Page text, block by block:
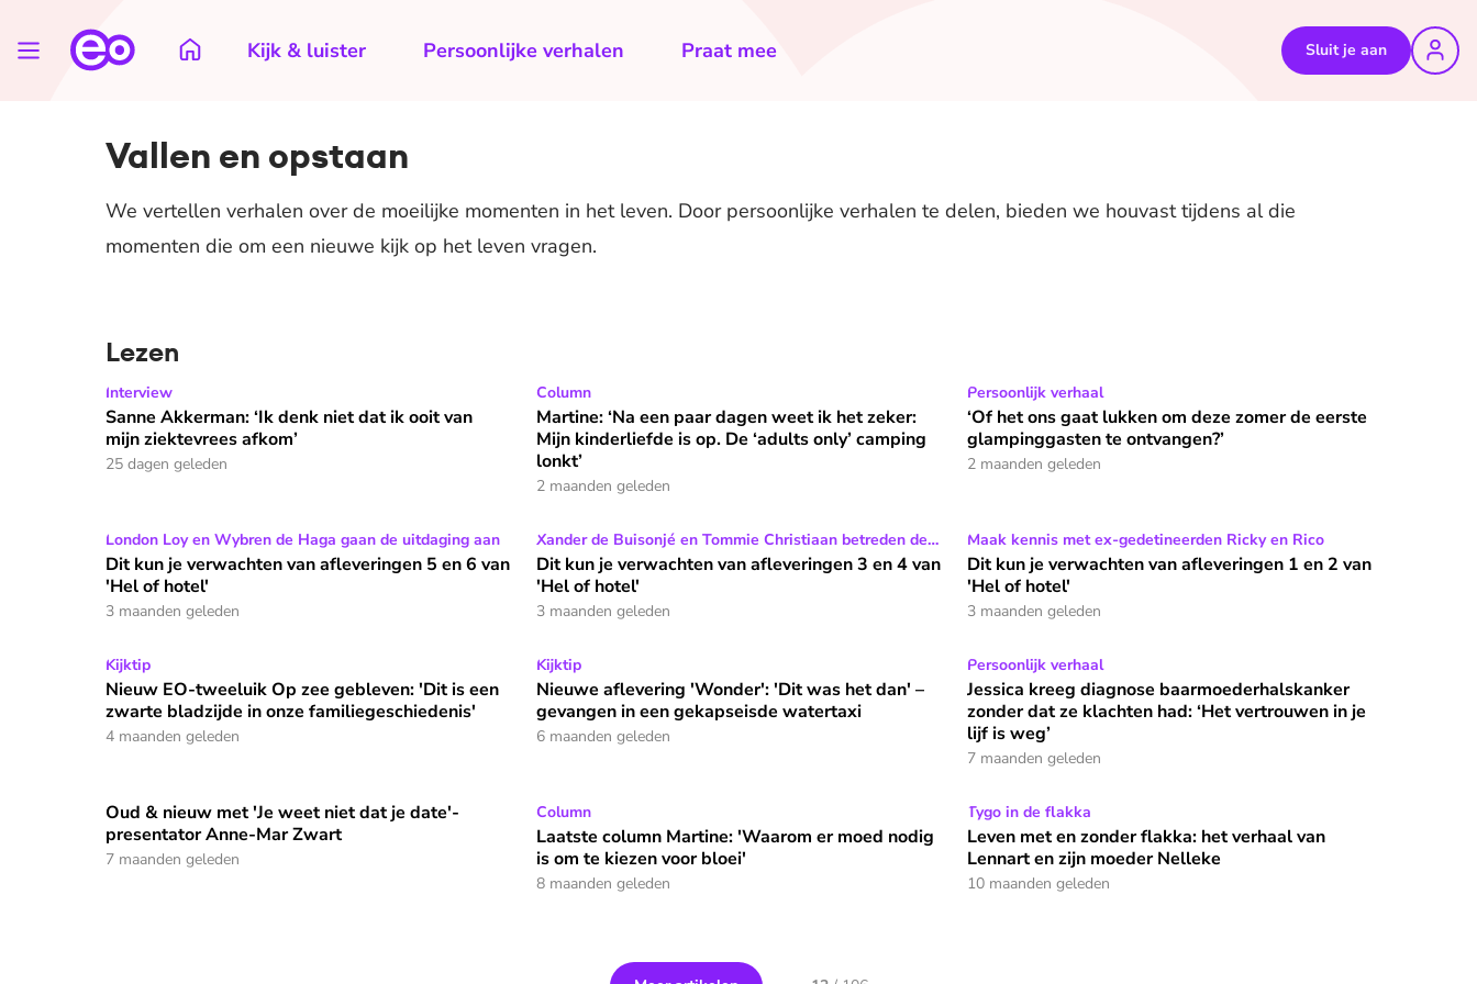
Kijk & luister Persoonlijke verhalen Praat mee Sluit je aan
Vallen en opstaan
We vertellen verhalen over de moeilijke momenten in het leven. Door persoonlijke verhalen te delen, bieden we houvast tijdens al die
momenten die om een nieuwe kijk op het leven vragen.
Lezen
Sanne Akkerman: ‘Ik denk niet dat ik ooit van mijn ziektevrees afkom’
Interview
Sanne Akkerman: ‘Ik denk niet dat ik ooit van
mijn ziektevrees afkom’
25 dagen geleden
Martine: ‘Na een paar dagen weet ik het zeker: Mijn kinderliefde is op. De ‘adults only’ camping lonkt’
Column
Martine: ‘Na een paar dagen weet ik het zeker:
Mijn kinderliefde is op. De ‘adults only’ camping
lonkt’
2 maanden geleden
‘Of het ons gaat lukken om deze zomer de eerste
Persoonlijk verhaal
‘Of het ons gaat lukken om deze zomer de eerste
glampinggasten te ontvangen?’
2 maanden geleden
Dit kun je verwachten van afleveringen 5 en 6 van 'Hel of hotel'
London Loy en Wybren de Haga gaan de uitdaging aan
Dit kun je verwachten van afleveringen 5 en 6 van
'Hel of hotel'
3 maanden geleden
Dit kun je verwachten van afleveringen 3 en 4 van 'Hel of hotel'
Xander de Buisonjé en Tommie Christiaan betreden de
bajes
Dit kun je verwachten van afleveringen 3 en 4 van
'Hel of hotel'
3 maanden geleden
Dit kun je verwachten van afleveringen 1 en 2 van 'Hel of hotel'
Maak kennis met ex-gedetineerden Ricky en Rico
Dit kun je verwachten van afleveringen 1 en 2 van
'Hel of hotel'
3 maanden geleden
Nieuw EO-tweeluik Op zee gebleven: 'Dit is een zwarte bladzijde in onze familiegeschiedenis'
Kijktip
Nieuw EO-tweeluik Op zee gebleven: 'Dit is een
zwarte bladzijde in onze familiegeschiedenis'
4 maanden geleden
Nieuwe aflevering 'Wonder': 'Dit was het dan' – gevangen in een gekapseisde watertaxi
Kijktip
Nieuwe aflevering 'Wonder': 'Dit was het dan' –
gevangen in een gekapseisde watertaxi
6 maanden geleden
Jessica kreeg diagnose baarmoederhalskanker zonder dat ze
Persoonlijk verhaal
Jessica kreeg diagnose baarmoederhalskanker
zonder dat ze klachten had: ‘Het vertrouwen in je
lijf is weg’
7 maanden geleden
Oud & nieuw met 'Je weet niet dat je date'-presentator Anne-Mar Zwart
Oud & nieuw met 'Je weet niet dat je date'-
presentator Anne-Mar Zwart
7 maanden geleden
Laatste column Martine: 'Waarom er moed nodig is om te kiezen voor bloei'
Column
Laatste column Martine: 'Waarom er moed nodig
is om te kiezen voor bloei'
8 maanden geleden
Leven met en zonder flakka: het verhaal van Lennart en zijn
Tygo in de flakka
Leven met en zonder flakka: het verhaal van
Lennart en zijn moeder Nelleke
10 maanden geleden